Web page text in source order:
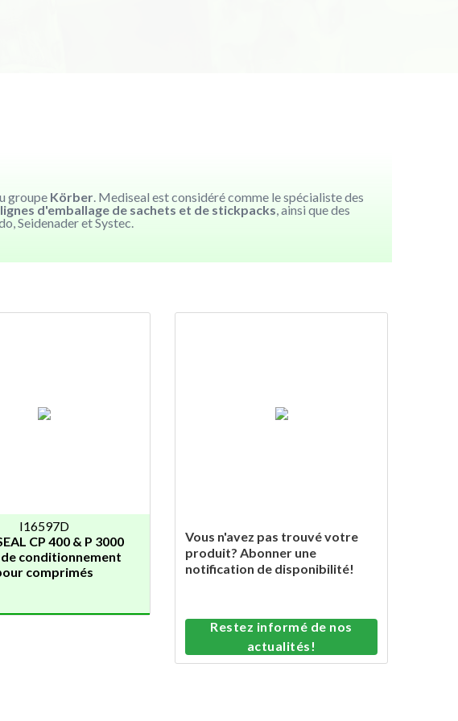
groupe Körber . Mediseal est considéré comme le spécialiste des
lignes d'emballage de sachets et de stickpacks , ainsi que des
Seidenader et Systec.
I16597D
CP 400 & P 3000
de conditionnement
comprimés
Vous n'avez pas trouvé votre
produit? Abonner une
notification de disponibilité!
Restez informé de nos
actualités!